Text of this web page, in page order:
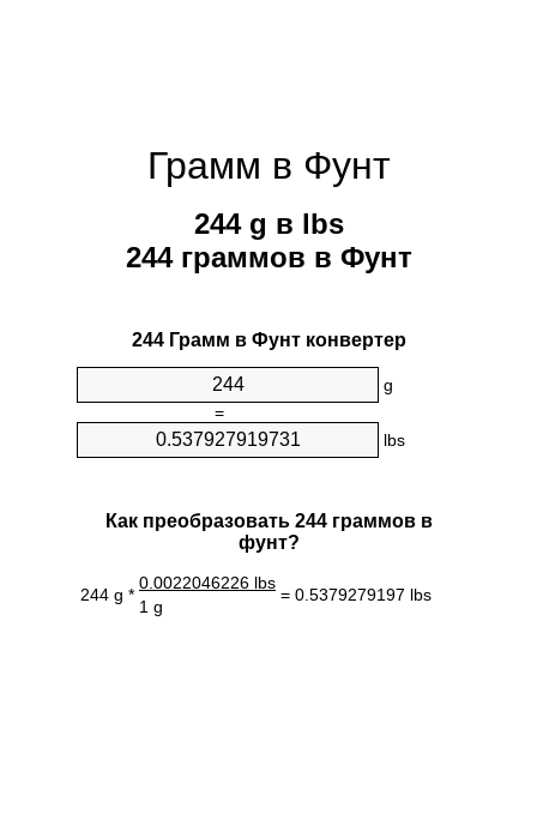
Грамм в Фунт
244 g в lbs
244 граммов в Фунт
244 Грамм в Фунт конвертер
g
=
lbs
Как преобразовать 244 граммов в
фунт?
244 g *
0.0022046226 lbs
= 0.5379279197 lbs
1 g